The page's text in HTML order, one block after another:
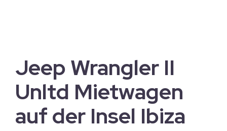
Jeep Wrangler II
Unltd Mietwagen
auf der Insel Ibiza